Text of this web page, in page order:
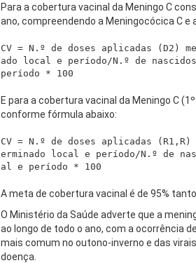
Para a cobertura vacinal da Meningo C
ano, compreendendo a Meningocócica C e
CV = N.º de doses aplicadas (D2)
ado local e período/N.º de
E para a cobertura vacinal da Meningo C
conforme fórmula abaixo:
CV = N.º de doses aplicadas (R1,R)
erminado local e período/N.º de
A meta de cobertura vacinal é de 95%
O Ministério da Saúde adverte que a
ao longo de todo o ano, com a ocorrência
mais comum no outono-inverno e das
doença.